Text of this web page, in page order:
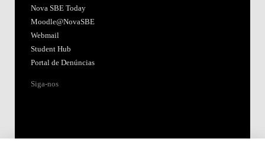
Nova SBE Today
Moodle@NovaSBE
Webmail
Student Hub
Portal de Denúncias
Siga-nos